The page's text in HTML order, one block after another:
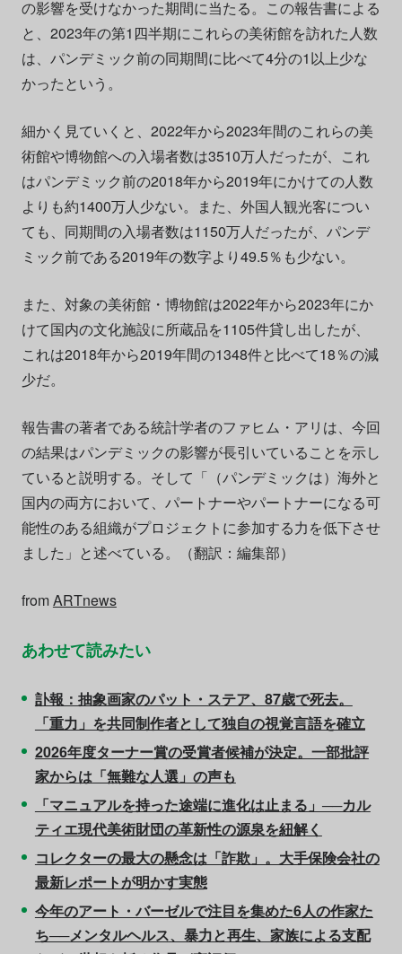
の影響を受けなかった期間に当たる。この報告書による
と、2023年の第1四半期にこれらの美術館を訪れた人数
は、パンデミック前の同期間に比べて4分の1以上少な
かったという。
細かく見ていくと、2022年から2023年間のこれらの美
術館や博物館への入場者数は3510万人だったが、これ
はパンデミック前の2018年から2019年にかけての人数
よりも約1400万人少ない。また、外国人観光客につい
ても、同期間の入場者数は1150万人だったが、パンデ
ミック前である2019年の数字より49.5％も少ない。
また、対象の美術館・博物館は2022年から2023年にか
けて国内の文化施設に所蔵品を1105件貸し出したが、
これは2018年から2019年間の1348件と比べて18％の減
少だ。
報告書の著者である統計学者のファヒム・アリは、今回
の結果はパンデミックの影響が長引いていることを示し
ていると説明する。そして「（パンデミックは）海外と
国内の両方において、パートナーやパートナーになる可
能性のある組織がプロジェクトに参加する力を低下させ
ました」と述べている。（翻訳：編集部）
fromARTnews
あわせて読みたい
訃報：抽象画家のパット・ステア、87歳で死去。
「重力」を共同制作者として独自の視覚言語を確立
2026年度ターナー賞の受賞者候補が決定。一部批評
家からは「無難な人選」の声も
「マニュアルを持った途端に進化は止まる」──カル
ティエ現代美術財団の革新性の源泉を紐解く
コレクターの最大の懸念は「詐欺」。大手保険会社の
最新レポートが明かす実態
今年のアート・バーゼルで注目を集めた6人の作家た
ち──メンタルヘルス、暴力と再生、家族による支配